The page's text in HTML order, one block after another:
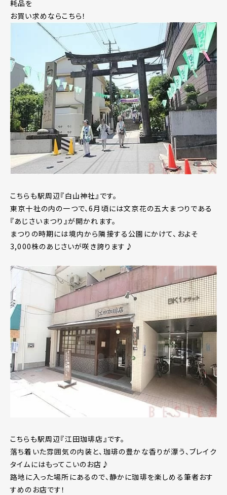
耗品を
お買い求めならこちら！
こちらも駅周辺『白山神社』です。
東京十社の内の一つで、6月頃には文京花の五大まつりである
『あじさいまつり』が開かれます。
まつりの時期には境内から隣接する公園にかけて、およそ
3,000株のあじさいが咲き誇ります♪
こちらも駅周辺『江田珈琲店』です。
落ち着いた雰囲気の内装と、珈琲の豊かな香りが漂う、ブレイク
タイムにはもってこいのお店♪
路地に入った場所にあるので、静かに珈琲を楽しめる筆者おす
すめのお店です！